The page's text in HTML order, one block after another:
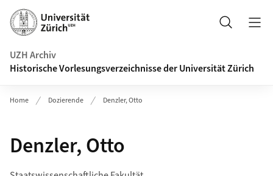
Navigation auf uzh.ch
Suche
UZH Archiv
Historische Vorlesungsverzeichnisse der Universität Zürich
Home Dozierende Denzler, Otto
Denzler, Otto